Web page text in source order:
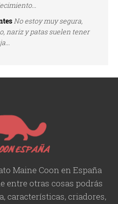
No estoy muy segura,
nariz y patas suelen tener
Maine Coon en España
entre otras cosas podrás
características, criadores,